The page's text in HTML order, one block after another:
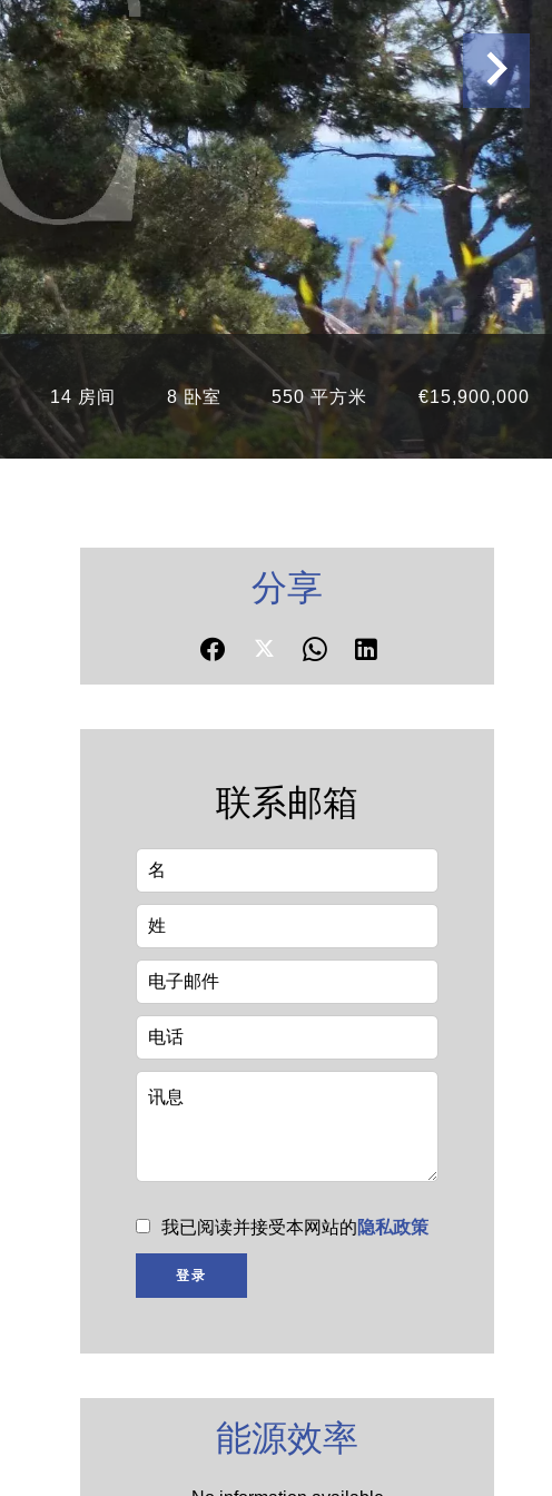
14 房间 8 卧室 550 平方米 €15,900,000
分享
联系邮箱
我已阅读并接受本网站的隐私政策
登录
能源效率